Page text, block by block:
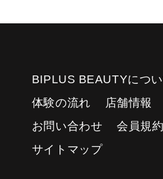
BIPLUS BEAUTYにつ
体験の流れ
店舗情報
お問い合わせ
会員規
サイトマップ